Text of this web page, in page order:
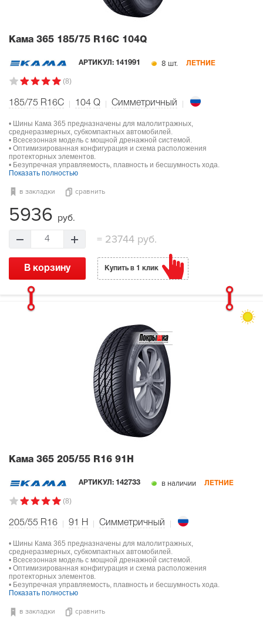
Кама 365 185/75 R16C 104Q
АРТИКУЛ: 141991 8 шт. ЛЕТНИЕ
(8)
185/75 R16C 104 Q Симметричный
• Шины Кама 365 предназначены для малолитражных,
среднеразмерных, субкомпактных автомобилей.
• Всесезонная модель с мощной дренажной системой.
• Оптимизированная конфигурация и схема расположения
протекторных элементов.
• Безупречная управляемость, плавность и бесшумность хода.
Показать полностью
в закладки сравнить
5936 руб.
4 =23744 руб.
В корзину Купить в 1 клик
Кама 365 205/55 R16 91H
АРТИКУЛ: 142733 в наличии ЛЕТНИЕ
(8)
205/55 R16 91 H Симметричный
• Шины Кама 365 предназначены для малолитражных,
среднеразмерных, субкомпактных автомобилей.
• Всесезонная модель с мощной дренажной системой.
• Оптимизированная конфигурация и схема расположения
протекторных элементов.
• Безупречная управляемость, плавность и бесшумность хода.
Показать полностью
в закладки сравнить